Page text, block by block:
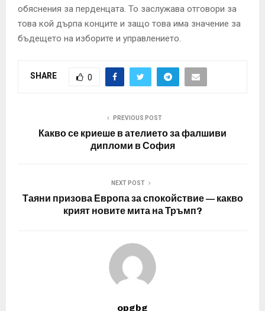
обяснения за перденцата. То заслужава отговори за
това кой дърпа конците и защо това има значение за
бъдещето на изборите и управлението.
SHARE 0
PREVIOUS POST
Какво се криеше в ателието за фалшиви
дипломи в София
NEXT POST
Таяни призова Европа за спокойствие — какво
крият новите мита на Тръмп?
opgbg